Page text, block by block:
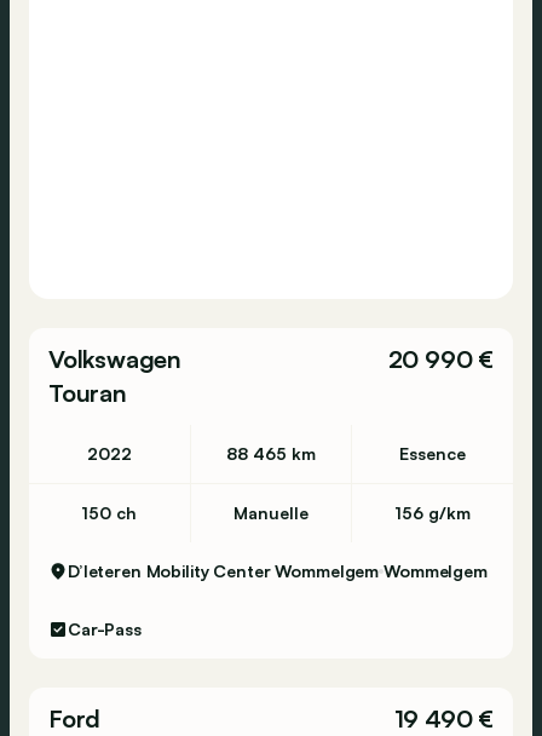
Volkswagen
Touran
20 990 €
2022 88 465 km Essence
150 ch Manuelle 156 g/km
D’Ieteren Mobility Center Wommelgem Wommelgem
Car-Pass
Ford
19 490 €